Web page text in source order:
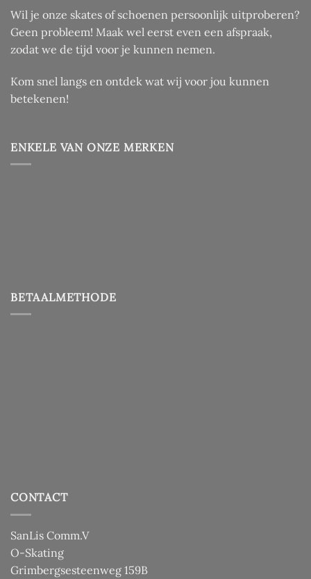
Wil je onze skates of schoenen persoonlijk uitproberen?
Geen probleem! Maak wel eerst even een afspraak,
zodat we de tijd voor je kunnen nemen.
Kom snel langs en ontdek wat wij voor jou kunnen
betekenen!
ENKELE VAN ONZE MERKEN
BETAALMETHODE
CONTACT
SanLis Comm.V
O-Skating
Grimbergsesteenweg 159B